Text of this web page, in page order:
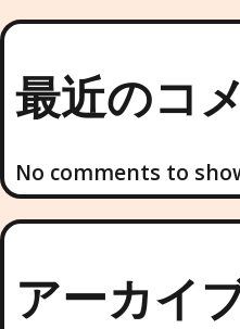
最近のコ
No comments to
アーカイ